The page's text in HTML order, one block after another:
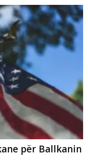
për Ballkanin